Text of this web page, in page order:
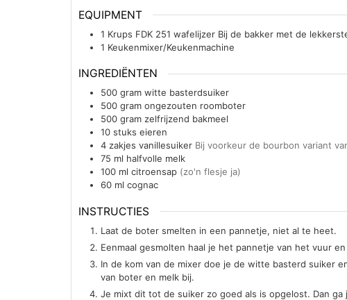
EQUIPMENT
1 Krups FDK 251 wafelijzer Bij de bakker met de
1 Keukenmixer/Keukenmachine
INGREDIËNTEN
500 gram witte basterdsuiker
500 gram ongezouten roomboter
500 gram zelfrijzend bakmeel
10 stuks eieren
4 zakjes vanillesuiker Bij voorkeur de bourbon variant
75 ml halfvolle melk
100 ml citroensap (zo'n flesje ja)
60 ml cognac
INSTRUCTIES
Laat de boter smelten in een pannetje, niet al te heet.
Eenmaal gesmolten haal je het pannetje van het vuur
In de kom van de mixer doe je de witte basterd suiker
van boter en melk bij.
Je mixt dit tot de suiker zo goed als is opgelost. Dan ga